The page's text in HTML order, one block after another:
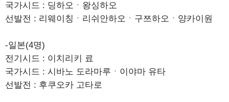
국가시드 : 딩하오ㆍ왕싱하오
선발전 : 리웨이칭ㆍ리쉬안하오ㆍ구쯔하오ㆍ양카이원
-일본(4명)
전기시드 : 이치리키 료
국가시드 : 시바노 도라마루ㆍ이야마 유타
선발전 : 후쿠오카 고타로